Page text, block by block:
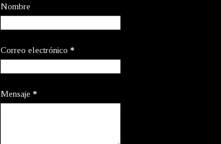
Nombre
Correo electrónico *
Mensaje *